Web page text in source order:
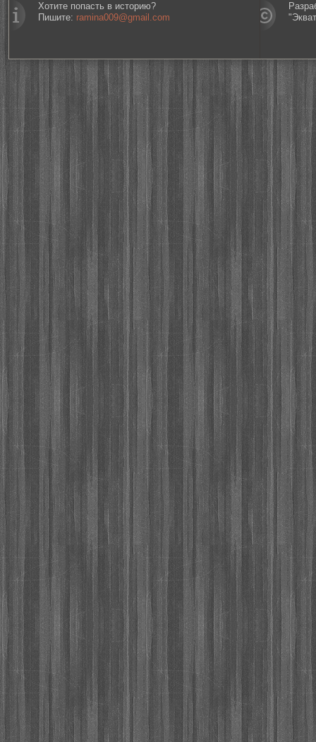
Хотите попасть в историю?
Пишите: ramina009@gmail.com